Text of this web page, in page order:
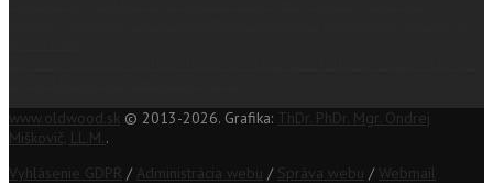
www.oldwood.sk © 2013-2026. Grafika: ThDr. PhDr. Mgr. Ondrej
Miškovič, LL.M. .
Vyhlásenie GDPR / Administrácia webu / Správa webu / Webmail